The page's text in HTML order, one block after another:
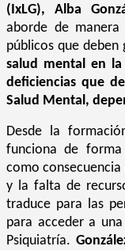
(IxLG), Alba
aborde de
públicos que deben
salud mental en la
deficiencias que
Salud Mental,
Desde la
funciona de
como consecuencia
y la falta de
traduce para las
para acceder a
Psiquiatría.